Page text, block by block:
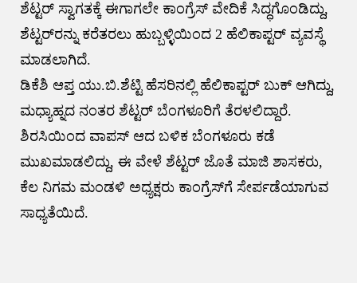
ಶೆಟ್ಟರ್ ಸ್ವಾಗತಕ್ಕೆ ಈಗಾಗಲೇ ಕಾಂಗ್ರೆಸ್ ವೇದಿಕೆ ಸಿದ್ಧಗೊಂಡಿದ್ದು,
ಶೆಟ್ಟರ್‌ರನ್ನು ಕರೆತರಲು ಹುಬ್ಬಳ್ಳಿಯಿಂದ 2 ಹೆಲಿಕಾಪ್ಟರ್ ವ್ಯವಸ್ಥೆ
ಮಾಡಲಾಗಿದೆ.
ಡಿಕೆಶಿ ಆಪ್ತ ಯು.ಬಿ.ಶೆಟ್ಟಿ ಹೆಸರಿನಲ್ಲಿ ಹೆಲಿಕಾಪ್ಟರ್ ಬುಕ್ ಆಗಿದ್ದು,
ಮಧ್ಯಾಹ್ನದ ನಂತರ ಶೆಟ್ಟರ್ ಬೆಂಗಳೂರಿಗೆ ತೆರಳಲಿದ್ದಾರೆ.
ಶಿರಸಿಯಿಂದ ವಾಪಸ್ ಆದ ಬಳಿಕ ಬೆಂಗಳೂರು ಕಡೆ
ಮುಖಮಾಡಲಿದ್ದು, ಈ ವೇಳೆ ಶೆಟ್ಟರ್ ಜೊತೆ ಮಾಜಿ ಶಾಸಕರು,
ಕೆಲ ನಿಗಮ ಮಂಡಳಿ ಅಧ್ಯಕ್ಷರು ಕಾಂಗ್ರೆಸ್‌ಗೆ ಸೇರ್ಪಡೆಯಾಗುವ
ಸಾಧ್ಯತೆಯಿದೆ.